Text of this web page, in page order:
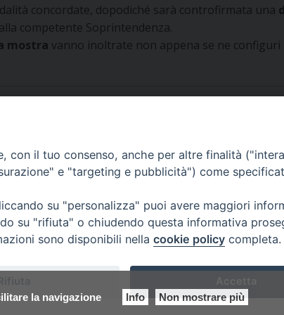
la navigazione Info Non mostrare più
concordate, dopodiché sarà controfirmata una
competente Soprintendenza.
mostra vanno inoltrate non appena se ne
il tuo consenso, anche per altre finalità
e "targeting e pubblicità") come
su "personalizza" puoi avere maggiori
su "rifiuta" o chiudendo questa informativa
sono disponibili nella cookie policy completa.